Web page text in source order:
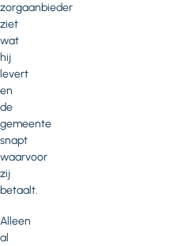
zorgaanbieder
ziet
wat
hij
levert
en
de
gemeente
snapt
waarvoor
zij
betaalt.
Alleen
al